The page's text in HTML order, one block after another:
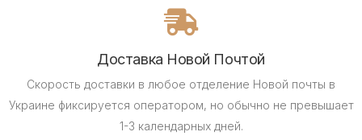
Доставка Новой Почтой
Скорость доставки в любое отделение Новой почты в
Украине фиксируется оператором, но обычно не превышает
1-3 календарных дней.